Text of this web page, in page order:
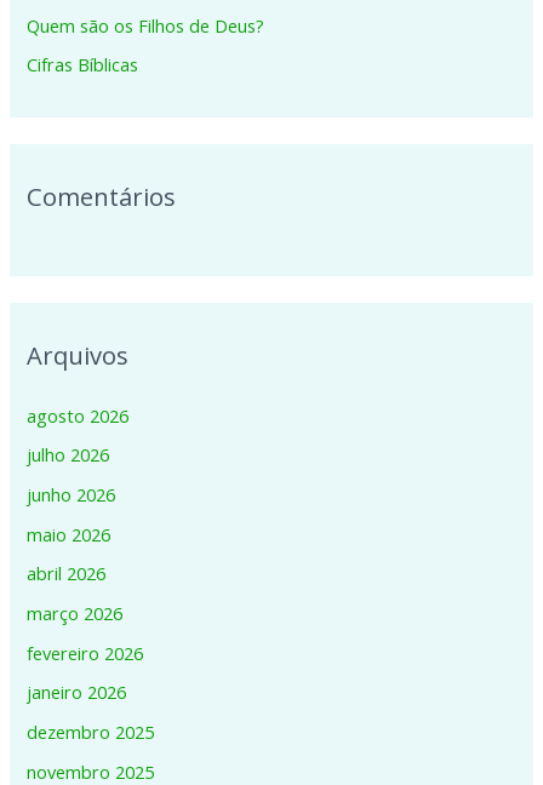
p
o
Quem são os Filhos de Deus?
Cifras Bíblicas
Comentários
Arquivos
agosto 2026
julho 2026
junho 2026
maio 2026
abril 2026
março 2026
fevereiro 2026
janeiro 2026
dezembro 2025
novembro 2025